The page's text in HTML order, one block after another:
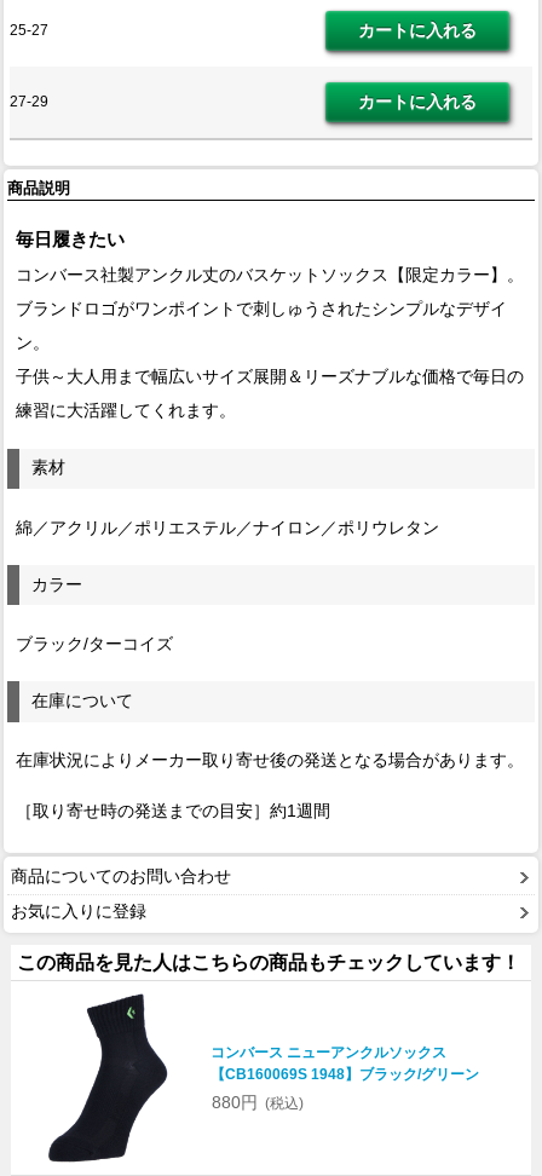
25-27
27-29
商品説明
毎日履きたい
コンバース社製アンクル丈のバスケットソックス【限定カラー】。
ブランドロゴがワンポイントで刺しゅうされたシンプルなデザイ
ン。
子供～大人用まで幅広いサイズ展開＆リーズナブルな価格で毎日の
練習に大活躍してくれます。
素材
綿／アクリル／ポリエステル／ナイロン／ポリウレタン
カラー
ブラック/ターコイズ
在庫について
在庫状況によりメーカー取り寄せ後の発送となる場合があります。
［取り寄せ時の発送までの目安］約1週間
商品についてのお問い合わせ
お気に入りに登録
この商品を見た人はこちらの商品もチェックしています！
コンバース ニューアンクルソックス
【CB160069S 1948】ブラック/グリーン
880円 (税込)